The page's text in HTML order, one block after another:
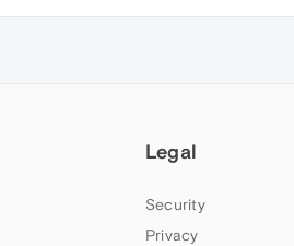
Legal
Security
Privacy